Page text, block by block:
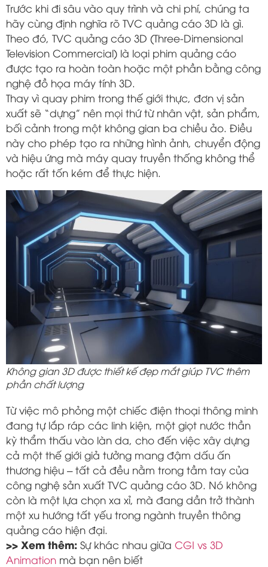
Trước khi đi sâu vào quy trình và chi phí, chúng ta
hãy cùng định nghĩa rõ TVC quảng cáo 3D là gì.
Theo đó, TVC quảng cáo 3D (Three-Dimensional
Television Commercial) là loại phim quảng cáo
được tạo ra hoàn toàn hoặc một phần bằng công
nghệ đồ họa máy tính 3D.
Thay vì quay phim trong thế giới thực, đơn vị sản
xuất sẽ “dựng” nên mọi thứ từ nhân vật, sản phẩm,
bối cảnh trong một không gian ba chiều ảo. Điều
này cho phép tạo ra những hình ảnh, chuyển động
và hiệu ứng mà máy quay truyền thống không thể
hoặc rất tốn kém để thực hiện.
Không gian 3D được thiết kế đẹp mắt giúp TVC thêm
phần chất lượng
Từ việc mô phỏng một chiếc điện thoại thông minh
đang tự lắp ráp các linh kiện, một giọt nước thần
kỳ thẩm thấu vào làn da, cho đến việc xây dựng
cả một thế giới giả tưởng mang đậm dấu ấn
thương hiệu – tất cả đều nằm trong tầm tay của
công nghệ sản xuất TVC quảng cáo 3D. Nó không
còn là một lựa chọn xa xỉ, mà đang dần trở thành
một xu hướng tất yếu trong ngành truyền thông
quảng cáo hiện đại.
>> Xem thêm: Sự khác nhau giữa CGI vs 3D
Animation mà bạn nên biết